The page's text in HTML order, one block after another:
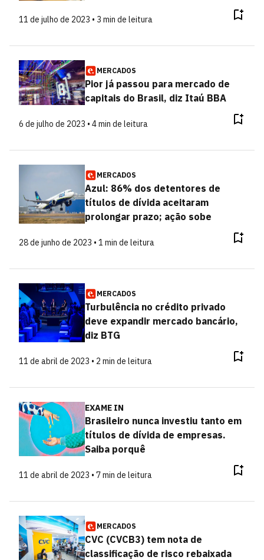
11 de julho de 2023 • 3 min de leitura
MERCADOS
Pior já passou para mercado de
capitais do Brasil, diz Itaú BBA
6 de julho de 2023 • 4 min de leitura
MERCADOS
Azul: 86% dos detentores de
títulos de dívida aceitaram
prolongar prazo; ação sobe
28 de junho de 2023 • 1 min de leitura
MERCADOS
Turbulência no crédito privado
deve expandir mercado bancário,
diz BTG
11 de abril de 2023 • 2 min de leitura
EXAME IN
Brasileiro nunca investiu tanto em
títulos de dívida de empresas.
Saiba porquê
11 de abril de 2023 • 7 min de leitura
MERCADOS
CVC (CVCB3) tem nota de
classificação de risco rebaixada